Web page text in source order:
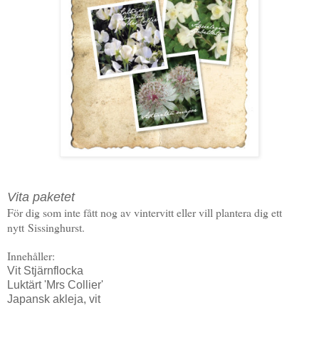
Vita paketet
För dig som inte fått nog av vintervitt eller vill plantera dig ett
nytt Sissinghurst.
Innehåller:
Vit Stjärnflocka
Luktärt 'Mrs Collier'
Japansk akleja, vit